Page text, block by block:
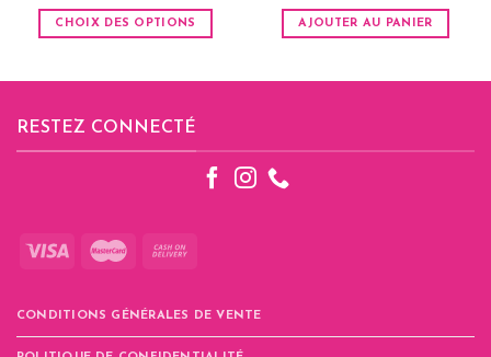
CHOIX DES OPTIONS
plusieurs
choisies
AJOUTER AU PANIER
RESTEZ CONNECTÉ
CONDITIONS GÉNÉRALES DE VENTE